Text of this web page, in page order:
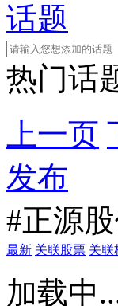
话题
热门话
上一页
发布
#正源
最新 关联股票 关联
加载中